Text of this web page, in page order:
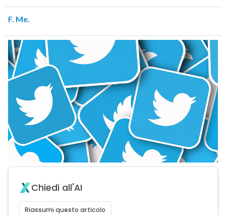
F. Me.
Chiedi all'AI
Riassumi questo articolo